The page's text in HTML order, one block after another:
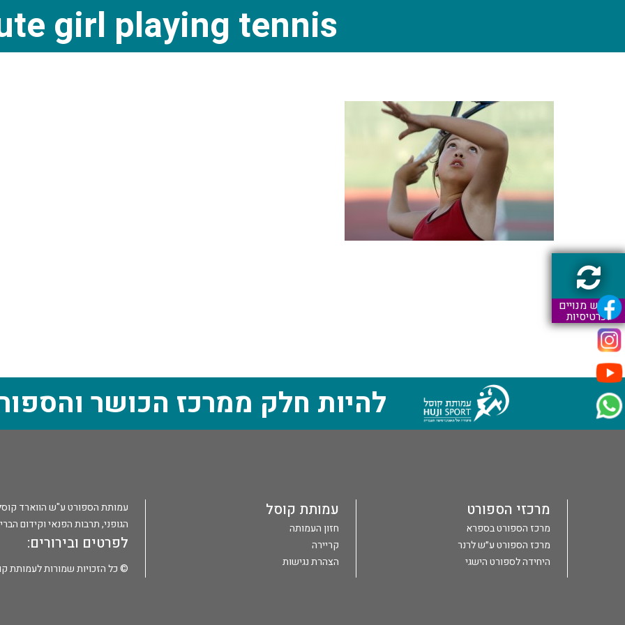
חידוש מנויים
וכרטיסיות
girl playing tennis
להיות חלק ממרכז הכושר
מרכזי הספורט
מרכז הספורט בספרא
מרכז הספורט ע״ש לרנר
היחידה לספורט הישגי
עמותת קוסל
חזון העמותה
קריירה
הצהרת נגישות
עמותת הספורט ע"ש הווארד קוסל
הגופני, תרבות הפנאי וקידום
לפרטים ובירורים:
© כל הזכויות שמורות לעמותת